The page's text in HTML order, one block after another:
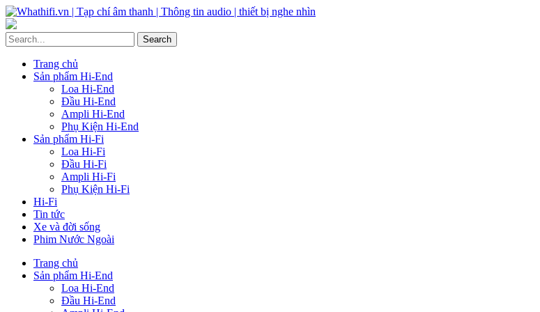
Trang chủ
Sản phẩm Hi-End
Loa Hi-End
Đầu Hi-End
Ampli Hi-End
Phụ Kiện Hi-End
Sản phẩm Hi-Fi
Loa Hi-Fi
Đầu Hi-Fi
Ampli Hi-Fi
Phụ Kiện Hi-Fi
Hi-Fi
Tin tức
Xe và đời sống
Phim Nước Ngoài
Trang chủ
Sản phẩm Hi-End
Loa Hi-End
Đầu Hi-End